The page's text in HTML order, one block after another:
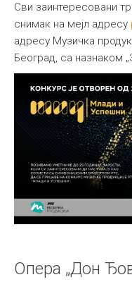
Сви заинтересовани
снимак на мејл адресу
адресу Музичка
Београд, са назнаком
Опера „Дон